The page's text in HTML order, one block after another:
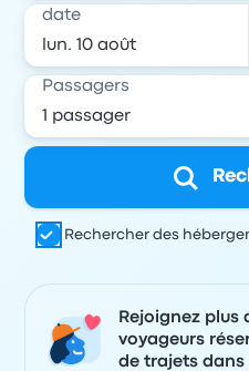
date
Passagers
Rechercher des
Rejoignez plus
voyageurs
de trajets dans